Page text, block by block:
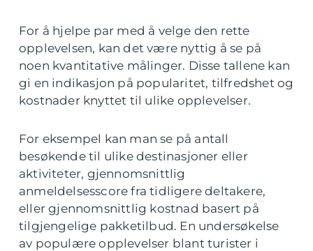
For å hjelpe par med å velge den rette
opplevelsen, kan det være nyttig å se på
noen kvantitative målinger. Disse tallene kan
gi en indikasjon på popularitet, tilfredshet og
kostnader knyttet til ulike opplevelser.
For eksempel kan man se på antall
besøkende til ulike destinasjoner eller
aktiviteter, gjennomsnittlig
anmeldelsesscore fra tidligere deltakere,
eller gjennomsnittlig kostnad basert på
tilgjengelige pakketilbud. En undersøkelse
av populære opplevelser blant turister i